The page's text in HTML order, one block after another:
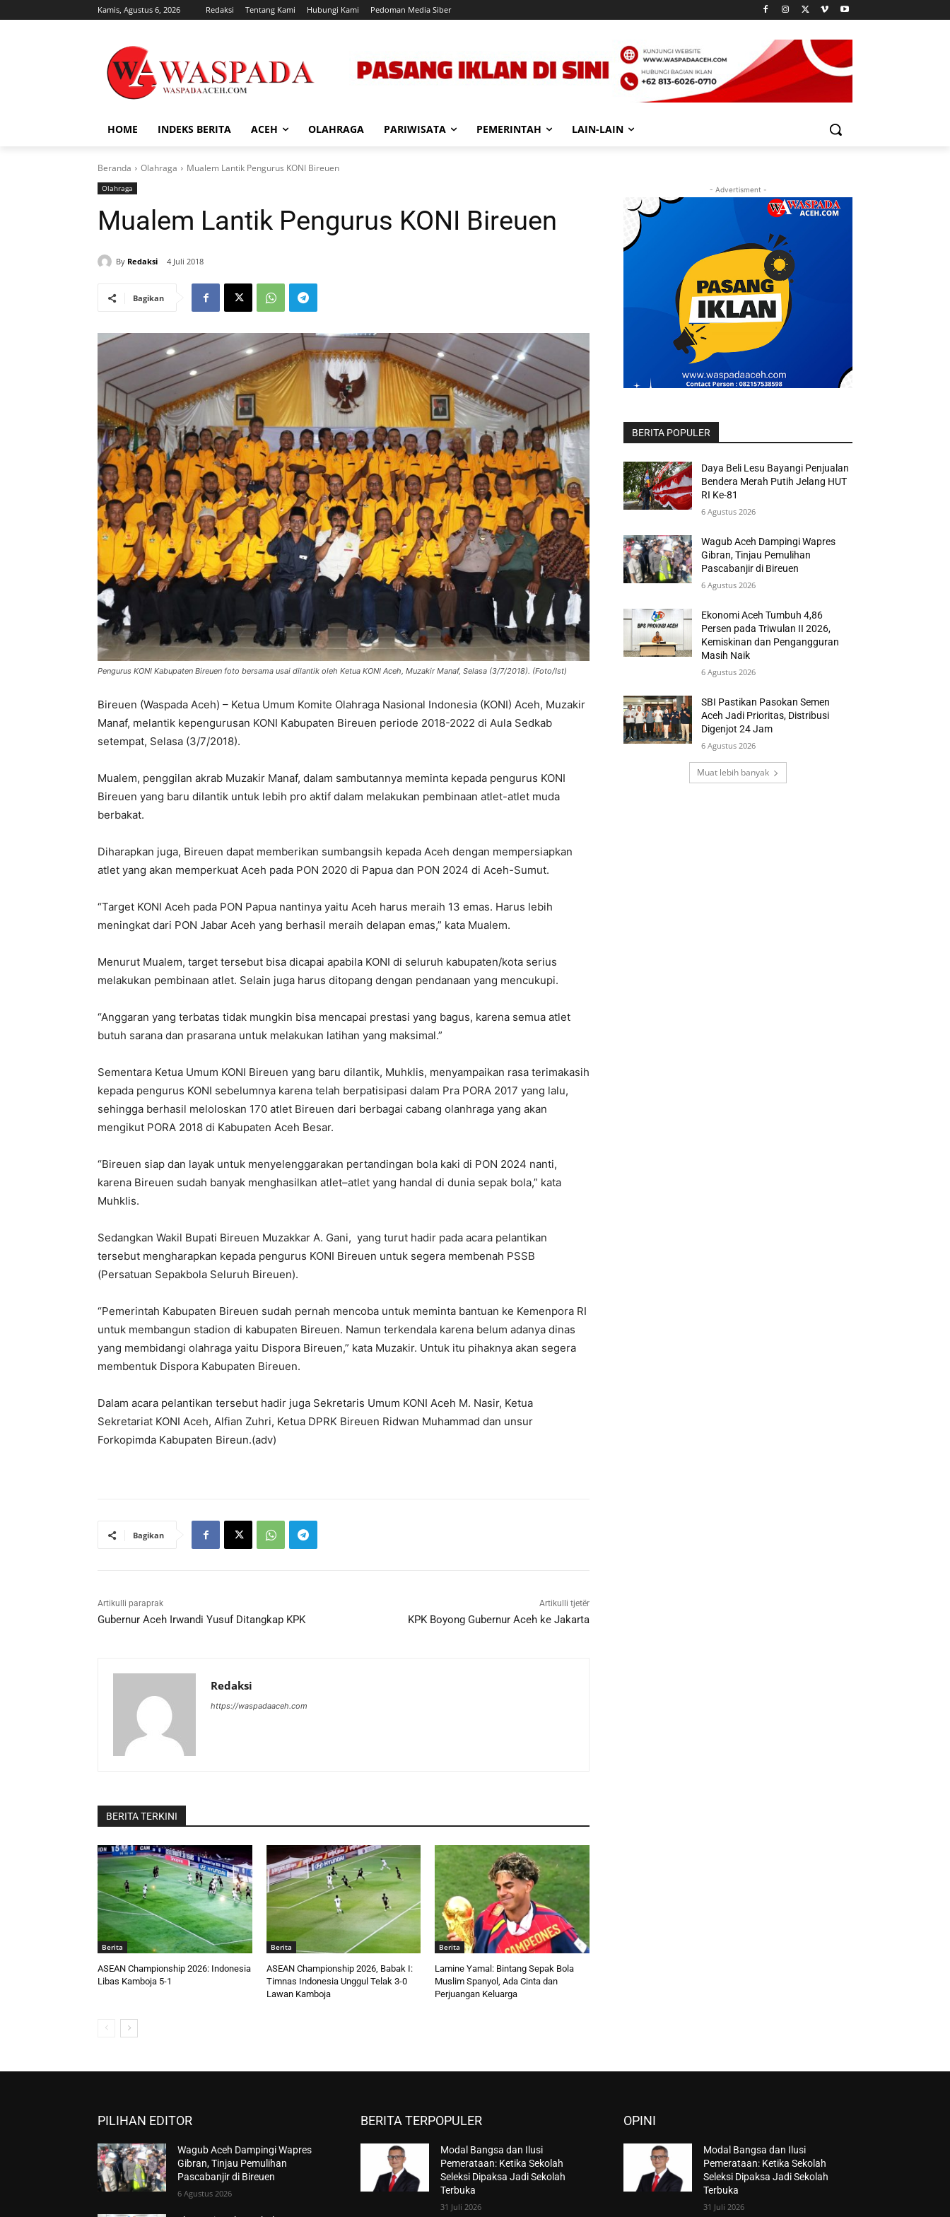
Kamis, Agustus 6, 2026 Redaksi Tentang Kami Hubungi Kami Pedoman Media Siber
HOME INDEKS BERITA ACEH OLAHRAGA PARIWISATA PEMERINTAH LAIN-LAIN
Beranda Olahraga Mualem Lantik Pengurus KONI Bireuen
Olahraga
Mualem Lantik Pengurus KONI Bireuen
By Redaksi 4 Juli 2018
Bagikan
Pengurus KONI Kabupaten Bireuen foto bersama usai dilantik oleh Ketua KONI Aceh, Muzakir Manaf, Selasa (3/7/2018). (Foto/Ist)
Bireuen (Waspada Aceh) – Ketua Umum Komite Olahraga Nasional Indonesia (KONI) Aceh, Muzakir
Manaf, melantik kepengurusan KONI Kabupaten Bireuen periode 2018-2022 di Aula Sedkab
setempat, Selasa (3/7/2018).
Mualem, penggilan akrab Muzakir Manaf, dalam sambutannya meminta kepada pengurus KONI
Bireuen yang baru dilantik untuk lebih pro aktif dalam melakukan pembinaan atlet-atlet muda
berbakat.
Diharapkan juga, Bireuen dapat memberikan sumbangsih kepada Aceh dengan mempersiapkan
atlet yang akan memperkuat Aceh pada PON 2020 di Papua dan PON 2024 di Aceh-Sumut.
“Target KONI Aceh pada PON Papua nantinya yaitu Aceh harus meraih 13 emas. Harus lebih
meningkat dari PON Jabar Aceh yang berhasil meraih delapan emas,” kata Mualem.
Menurut Mualem, target tersebut bisa dicapai apabila KONI di seluruh kabupaten/kota serius
melakukan pembinaan atlet. Selain juga harus ditopang dengan pendanaan yang mencukupi.
“Anggaran yang terbatas tidak mungkin bisa mencapai prestasi yang bagus, karena semua atlet
butuh sarana dan prasarana untuk melakukan latihan yang maksimal.”
Sementara Ketua Umum KONI Bireuen yang baru dilantik, Muhklis, menyampaikan rasa terimakasih
kepada pengurus KONI sebelumnya karena telah berpatisipasi dalam Pra PORA 2017 yang lalu,
sehingga berhasil meloloskan 170 atlet Bireuen dari berbagai cabang olanhraga yang akan
mengikut PORA 2018 di Kabupaten Aceh Besar.
“Bireuen siap dan layak untuk menyelenggarakan pertandingan bola kaki di PON 2024 nanti,
karena Bireuen sudah banyak menghasilkan atlet–atlet yang handal di dunia sepak bola,” kata
Muhklis.
Sedangkan Wakil Bupati Bireuen Muzakkar A. Gani, yang turut hadir pada acara pelantikan
tersebut mengharapkan kepada pengurus KONI Bireuen untuk segera membenah PSSB
(Persatuan Sepakbola Seluruh Bireuen).
“Pemerintah Kabupaten Bireuen sudah pernah mencoba untuk meminta bantuan ke Kemenpora RI
untuk membangun stadion di kabupaten Bireuen. Namun terkendala karena belum adanya dinas
yang membidangi olahraga yaitu Dispora Bireuen,” kata Muzakir. Untuk itu pihaknya akan segera
membentuk Dispora Kabupaten Bireuen.
Dalam acara pelantikan tersebut hadir juga Sekretaris Umum KONI Aceh M. Nasir, Ketua
Sekretariat KONI Aceh, Alfian Zuhri, Ketua DPRK Bireuen Ridwan Muhammad dan unsur
Forkopimda Kabupaten Bireun.(adv)
Bagikan
Artikulli paraprak
Gubernur Aceh Irwandi Yusuf Ditangkap KPK
Artikulli tjetër
KPK Boyong Gubernur Aceh ke Jakarta
Redaksi
https://waspadaaceh.com
BERITA TERKINI
Berita
ASEAN Championship 2026: Indonesia
Libas Kamboja 5-1
Berita
ASEAN Championship 2026, Babak I:
Timnas Indonesia Unggul Telak 3-0
Lawan Kamboja
Berita
Lamine Yamal: Bintang Sepak Bola
Muslim Spanyol, Ada Cinta dan
Perjuangan Keluarga
- Advertisment -
BERITA POPULER
Daya Beli Lesu Bayangi Penjualan
Bendera Merah Putih Jelang HUT
RI Ke-81
6 Agustus 2026
Wagub Aceh Dampingi Wapres
Gibran, Tinjau Pemulihan
Pascabanjir di Bireuen
6 Agustus 2026
Ekonomi Aceh Tumbuh 4,86
Persen pada Triwulan II 2026,
Kemiskinan dan Pengangguran
Masih Naik
6 Agustus 2026
SBI Pastikan Pasokan Semen
Aceh Jadi Prioritas, Distribusi
Digenjot 24 Jam
6 Agustus 2026
Muat lebih banyak
PILIHAN EDITOR
Wagub Aceh Dampingi Wapres
Gibran, Tinjau Pemulihan
Pascabanjir di Bireuen
6 Agustus 2026
BERITA TERPOPULER
Modal Bangsa dan Ilusi
Pemerataan: Ketika Sekolah
Seleksi Dipaksa Jadi Sekolah
Terbuka
31 Juli 2026
OPINI
Modal Bangsa dan Ilusi
Pemerataan: Ketika Sekolah
Seleksi Dipaksa Jadi Sekolah
Terbuka
31 Juli 2026